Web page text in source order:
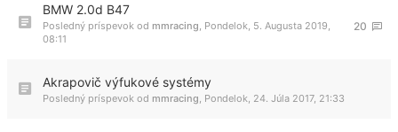
BMW 2.0d B47
20
Posledný príspevok od mmracing Pondelok, 5. Augusta 2019,
08:11
Akrapovič výfukové systémy
Posledný príspevok od mmracing Pondelok, 24. Júla 2017, 21:33